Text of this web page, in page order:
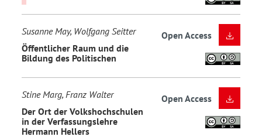
Susanne May, Wolfgang Seitter
Öffentlicher Raum und die
Bildung des Politischen
Open Access
Stine Marg, Franz Walter
Der Ort der Volkshochschulen
in der Verfassungslehre
Hermann Hellers
Open Access